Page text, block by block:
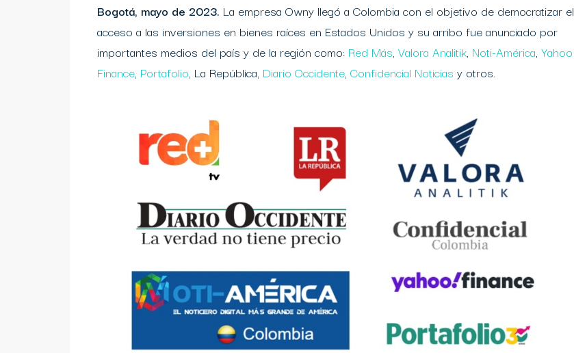
Bogotá, mayo de 2023. La empresa Owny llegó a Colombia con el objetivo de democratizar el
acceso a las inversiones en bienes raíces en Estados Unidos y su arribo fue anunciado por
importantes medios del país y de la región como: Red Más, Valora Analitik, Noti-América, Yahoo
Finance, Portafolio, La República, Diario Occidente, Confidencial Noticias y otros.